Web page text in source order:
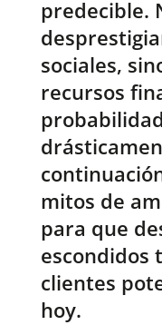
predecible.
sociales,
recursos
mitos de
para que
escondidos
clientes
hoy.